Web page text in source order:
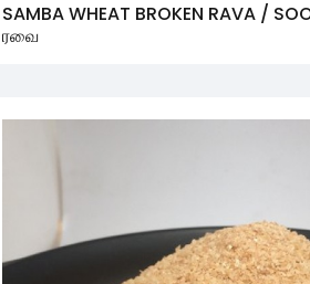
SAMBA WHEAT BROKEN RAVA /
ரவை